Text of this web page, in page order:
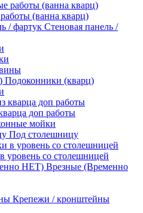
(ванна кварц)
Стеновая панель /
Подоконники (кварц)
доп работы
мойки
Под столешницу
уровень со столешницей
Врезные (Временно
Крепежи / кронштейны